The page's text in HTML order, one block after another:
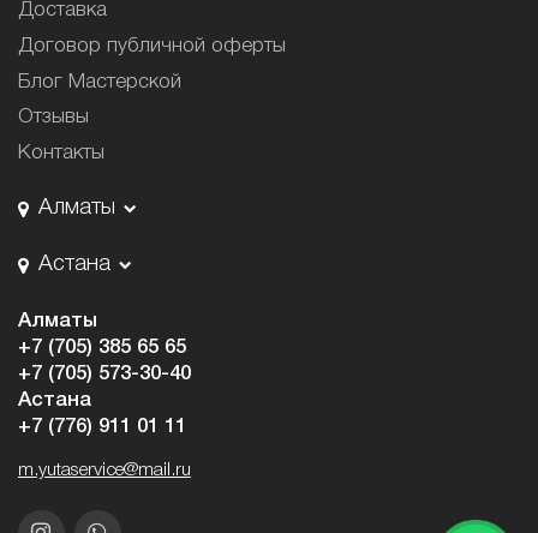
Доставка
Договор публичной оферты
Блог Мастерской
Отзывы
Контакты
Алматы
Астана
Алматы
+7 (705) 385 65 65
+7 (705) 573-30-40
Астана
+7 (776) 911 01 11
m.yutaservice@mail.ru